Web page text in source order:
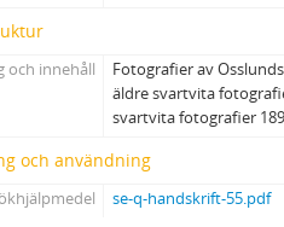
och innehåll
Fotografier av
äldre svartvita
svartvita fotografier
och användning
se-q-handskrift-55.pdf